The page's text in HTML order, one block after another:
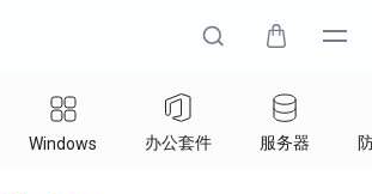
Windows 办公套件 服务器